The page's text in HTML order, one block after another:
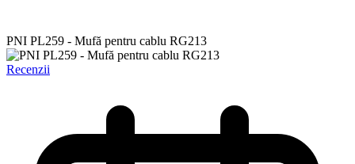
PNI PL259 - Mufă pentru cablu RG213
Recenzii